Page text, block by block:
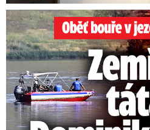
Oběť bouře v jezeru Most: Zemřel